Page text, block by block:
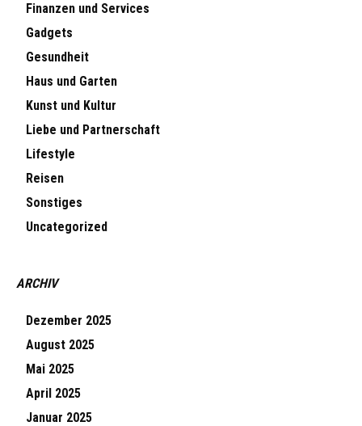
Finanzen und Services
Gadgets
Gesundheit
Haus und Garten
Kunst und Kultur
Liebe und Partnerschaft
Lifestyle
Reisen
Sonstiges
Uncategorized
ARCHIV
Dezember 2025
August 2025
Mai 2025
April 2025
Januar 2025